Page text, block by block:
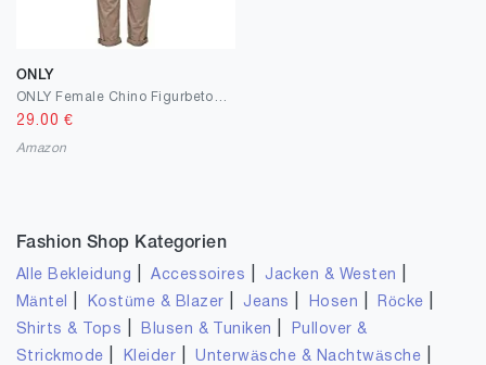
ONLY
29.00 €
Amazon
Fashion Shop Kategorien
Alle Bekleidung |Accessoires Jacken & Westen
Mäntel Kostüme & Blazer Jeans Hosen Röcke
Shirts & Tops Blusen & Tuniken
Pullover &
Strickmode
Kleider |Unterwäsche & Nachtwäsche